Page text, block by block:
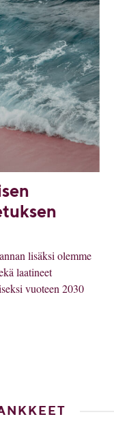
lisäksi olemme
laatineet
vuoteen 2030